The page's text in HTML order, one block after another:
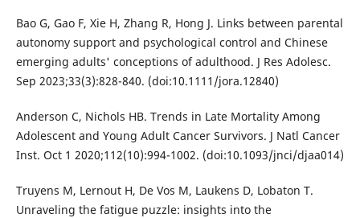
Bao G, Gao F, Xie H, Zhang R, Hong J. Links between parental
autonomy support and psychological control and Chinese
emerging adults' conceptions of adulthood. J Res Adolesc.
Sep 2023;33(3):828-840. (doi:10.1111/jora.12840)
Anderson C, Nichols HB. Trends in Late Mortality Among
Adolescent and Young Adult Cancer Survivors. J Natl Cancer
Inst. Oct 1 2020;112(10):994-1002. (doi:10.1093/jnci/djaa014)
Truyens M, Lernout H, De Vos M, Laukens D, Lobaton T.
Unraveling the fatigue puzzle: insights into the